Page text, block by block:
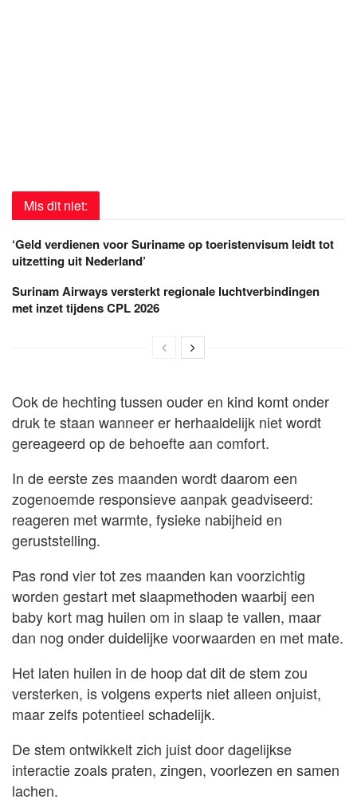
Mis dit niet:
‘Geld verdienen voor Suriname op toeristenvisum leidt tot
uitzetting uit Nederland’
Surinam Airways versterkt regionale luchtverbindingen
met inzet tijdens CPL 2026
Ook de hechting tussen ouder en kind komt onder
druk te staan wanneer er herhaaldelijk niet wordt
gereageerd op de behoefte aan comfort.
In de eerste zes maanden wordt daarom een
zogenoemde responsieve aanpak geadviseerd:
reageren met warmte, fysieke nabijheid en
geruststelling.
Pas rond vier tot zes maanden kan voorzichtig
worden gestart met slaapmethoden waarbij een
baby kort mag huilen om in slaap te vallen, maar
dan nog onder duidelijke voorwaarden en met mate.
Het laten huilen in de hoop dat dit de stem zou
versterken, is volgens experts niet alleen onjuist,
maar zelfs potentieel schadelijk.
De stem ontwikkelt zich juist door dagelijkse
interactie zoals praten, zingen, voorlezen en samen
lachen.